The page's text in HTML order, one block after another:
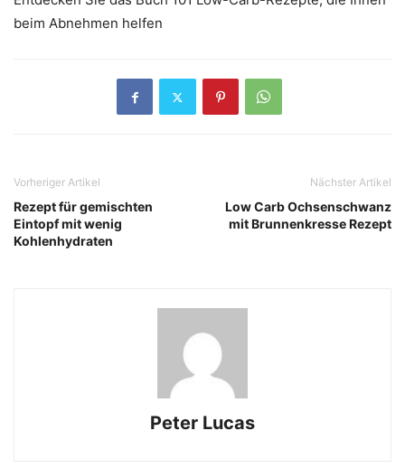
beim Abnehmen helfen
Vorheriger Artikel
Rezept für gemischten
Eintopf mit wenig
Kohlenhydraten
Nächster Artikel
Low Carb Ochsenschwanz
mit Brunnenkresse Rezept
Peter Lucas